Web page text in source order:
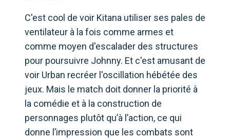
C'est cool de voir Kitana utiliser ses pales de
ventilateur à la fois comme armes et
comme moyen d'escalader des structures
pour poursuivre Johnny. Et c'est amusant de
voir Urban recréer l'oscillation hébétée des
jeux. Mais le match doit donner la priorité à
la comédie et à la construction de
personnages plutôt qu’à l’action, ce qui
donne l’impression que les combats sont